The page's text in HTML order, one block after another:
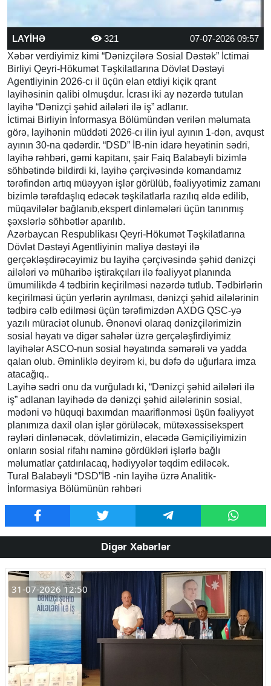
LAYİHƏ 321
07-07-2026 09:57
Xəbər verdiyimiz kimi “Dənizçilərə Sosial Dəstək” İctimai
Birliyi Qeyri-Hökumət Təşkilatlarına Dövlət Dəstəyi
Agentliyinin 2026-cı il üçün elan etdiyi kiçik qrant
layihəsinin qalibi olmuşdur. İcrası iki ay nəzərdə tutulan
layihə “Dənizçi şəhid ailələri ilə iş” adlanır.
İctimai Birliyin İnformasya Bölümündən verilən məlumata
görə, layihənin müddəti 2026-cı ilin iyul ayının 1-dən, avqust
ayının 30-na qədərdir. “DSD” İB-nin idarə heyətinin sədri,
layihə rəhbəri, gəmi kapitanı, şair Faiq Balabəyli bizimlə
söhbətində bildirdi ki, layihə çərçivəsində komandamız
tərəfindən artıq müəyyən işlər görülüb, fəaliyyətimiz zamanı
bizimlə tərəfdaşlıq edəcək təşkilatlarla razılıq əldə edilib,
müqavilələr bağlanıb,ekspert dinləmələri üçün tanınmış
şəxslərlə söhbətlər aparılıb.
Azərbaycan Respublikası Qeyri-Hökumət Təşkilatlarına
Dövlət Dəstəyi Agentliyinin maliyə dəstəyi ilə
gerçəkləşdirəcəyimiz bu layihə çərçivəsində şəhid dənizçi
ailələri və müharibə iştirakçıları ilə fəaliyyət planında
ümumilikdə 4 tədbirin keçirilməsi nəzərdə tutlub. Tədbirlərin
keçirilməsi üçün yerlərin ayrılması, dənizçi şəhid ailələrinin
tədbirə cəlb edilməsi üçün tərəfimizdən AXDG QSC-yə
yazılı müraciət olunub. Ənənəvi olaraq dənizçilərimizin
sosial həyatı və digər sahələr üzrə gerçələşfirdiyimiz
layihələr ASCO-nun sosial həyatında səmərəli və yadda
qalan olub. Əminliklə deyirəm ki, bu dəfə də uğurlara imza
atacağıq..
Layihə sədri onu da vurğuladı ki, “Dənizçi şəhid ailələri ilə
iş” adlanan layihədə də dənizçi şəhid ailələrinin sosial,
mədəni və hüquqi baxımdan maariflənməsi üşün fəaliyyət
planımıza daxil olan işlər görüləcək, mütəxəssisekspert
rəyləri dinlənəcək, dövlətimizin, eləcədə Gəmiçiliyimizin
onların sosial rifahı naminə gördükləri işlərlə bağlı
məlumatlar çatdırılacaq, hədiyyələr təqdim ediləcək.
Tural Balabəyli “DSD”İB -nin layihə üzrə Analitik-
İnformasiya Bölümünün rəhbəri
Digər Xəbərlər
31-07-2026 12:50